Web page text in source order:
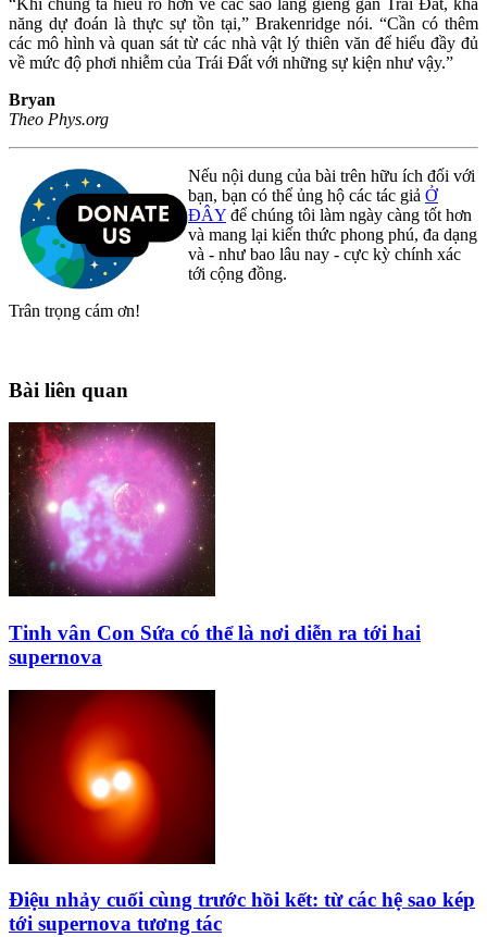
năng dự đoán là thực sự tồn tại,” Brakenridge nói. “Cần có thêm
các mô hình và quan sát từ các nhà vật lý thiên văn để hiểu đầy đủ
về mức độ phơi nhiễm của Trái Đất với những sự kiện như vậy.”
Bryan
Theo Phys.org
Nếu nội dung của bài trên hữu ích đối với
bạn, bạn có thể ủng hộ các tác giả Ở
ĐÂY để chúng tôi làm ngày càng tốt hơn
và mang lại kiến thức phong phú, đa dạng
và - như bao lâu nay - cực kỳ chính xác
tới cộng đồng.
Trân trọng cám ơn!
Bài liên quan
Tinh vân Con Sứa có thể là nơi diễn ra tới hai
supernova
Điệu nhảy cuối cùng trước hồi kết: từ các hệ sao kép
tới supernova tương tác